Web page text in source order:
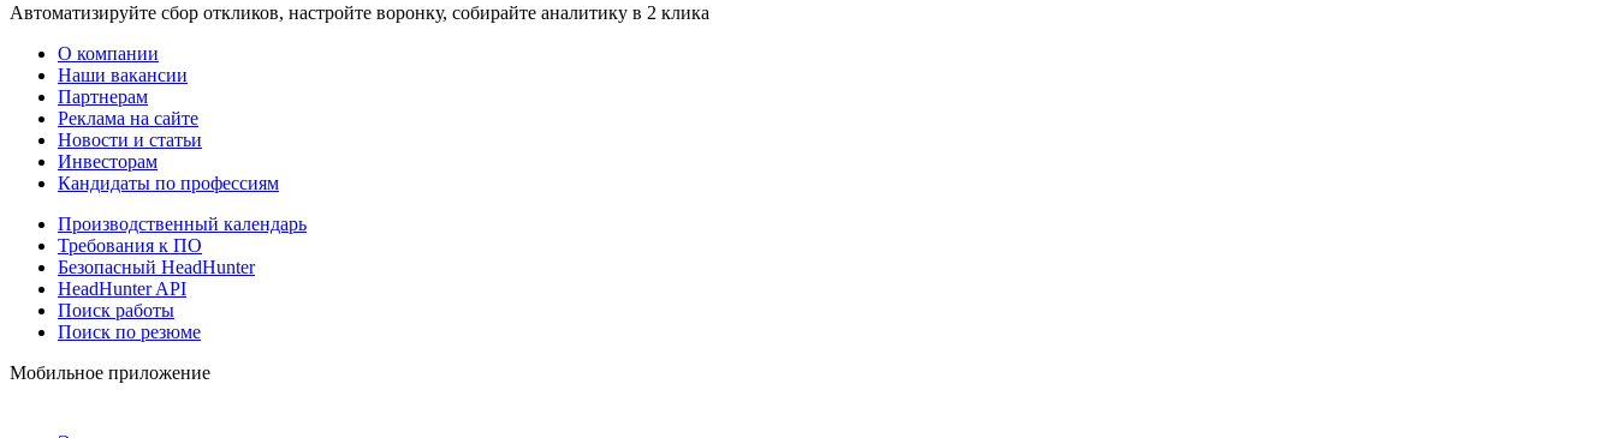
Автоматизируйте сбор откликов, настройте воронку, собирайте аналитику в 2 клика
О компании
Наши вакансии
Партнерам
Реклама на сайте
Новости и статьи
Инвесторам
Кандидаты по профессиям
Производственный календарь
Требования к ПО
Безопасный HeadHunter
HeadHunter API
Поиск работы
Поиск по резюме
Мобильное приложение